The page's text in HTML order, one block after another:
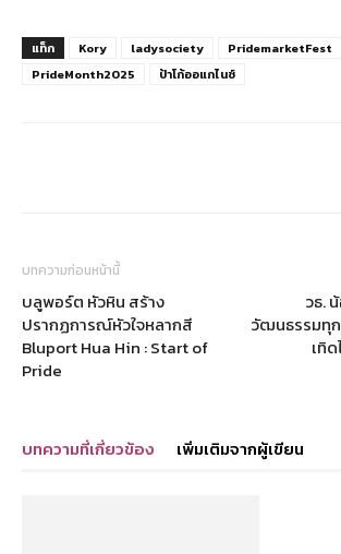
แท็ก Kory ladysociety
PridemarketFest
PrideMonth2025
ป้าโก้ออแกไนซ์
บทความก่อนหน้านี้
บลูพอร์ต หัวหิน สร้าง
ปรากฏการณ์หัวใจหลากสี
Bluport Hua Hin : Start of
Pride
วธ.
วัฒนธรรมทุ
เทิ
บทความที่เกี่ยวข้อง เพิ่มเติมจากผู้เขียน